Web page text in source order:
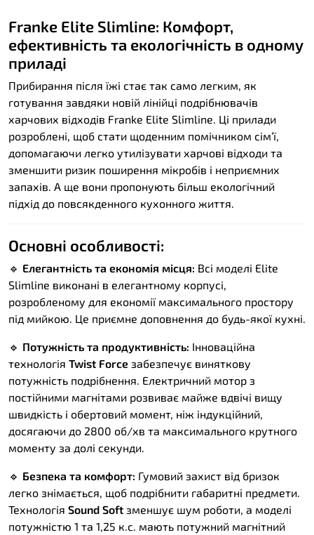
Franke Elite Slimline: Комфорт,
ефективність та екологічність в одному
приладі
Прибирання після їжі стає так само легким, як
готування завдяки новій лінійці подрібнювачів
харчових відходів Franke Elite Slimline. Ці прилади
розроблені, щоб стати щоденним помічником сім’ї,
допомагаючи легко утилізувати харчові відходи та
зменшити ризик поширення мікробів і неприємних
запахів. А ще вони пропонують більш екологічний
підхід до повсякденного кухонного життя.
Основні особливості:
🔹 Елегантність та економія місця: Всі моделі Elite
Slimline виконані в елегантному корпусі,
розробленому для економії максимального простору
під мийкою. Це приємне доповнення до будь-якої кухні.
🔹 Потужність та продуктивність: Інноваційна
технологія Twist Force забезпечує виняткову
потужність подрібнення. Електричний мотор з
постійними магнітами розвиває майже вдвічі вищу
швидкість і обертовий момент, ніж індукційний,
досягаючи до 2800 об/хв та максимального крутного
моменту за долі секунди.
🔹 Безпека та комфорт: Гумовий захист від бризок
легко знімається, щоб подрібнити габаритні предмети.
Технологія Sound Soft зменшує шум роботи, а моделі
потужністю 1 та 1,25 к.с. мають потужний магнітний